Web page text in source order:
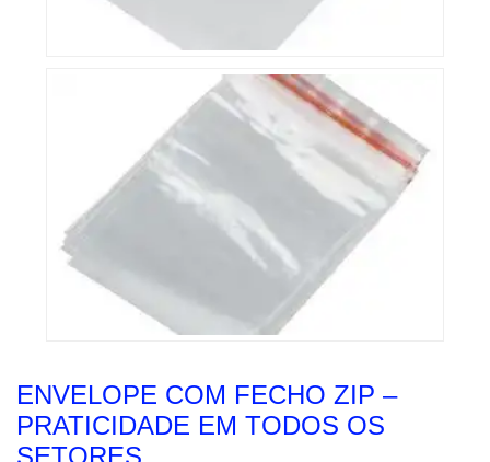
ENVELOPE COM FECHO ZIP –
PRATICIDADE EM TODOS OS
SETORES